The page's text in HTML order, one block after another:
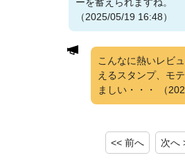
（2025/05/19 16:48）
こんなに熱いレビ
えるスタンプ、モ
ましい・・・
（
<< 前へ 次へ